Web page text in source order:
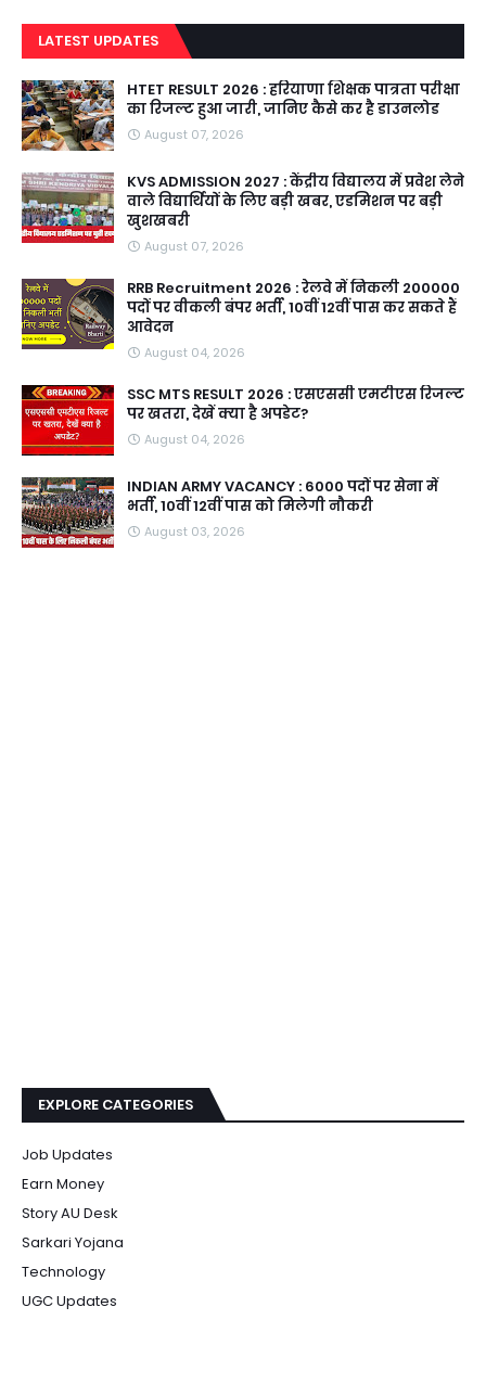
LATEST UPDATES
HTET RESULT 2026 : हरियाणा शिक्षक पात्रता परीक्षा
का रिजल्ट हुआ जारी, जानिए कैसे कर है डाउनलोड
August 07, 2026
KVS ADMISSION 2027 : केंद्रीय विद्यालय में प्रवेश लेने
वाले विद्यार्थियों के लिए बड़ी खबर, एडमिशन पर बड़ी
खुशखबरी
August 07, 2026
RRB Recruitment 2026 : रेलवे में निकली 200000
पदों पर वीकली बंपर भर्ती, 10वीं 12वीं पास कर सकते हैं
आवेदन
August 04, 2026
SSC MTS RESULT 2026 : एसएससी एमटीएस रिजल्ट
पर खतरा, देखें क्या है अपडेट?
August 04, 2026
INDIAN ARMY VACANCY : 6000 पदों पर सेना में
भर्ती, 10वीं 12वीं पास को मिलेगी नौकरी
August 03, 2026
EXPLORE CATEGORIES
Job Updates
Earn Money
Story AU Desk
Sarkari Yojana
Technology
UGC Updates